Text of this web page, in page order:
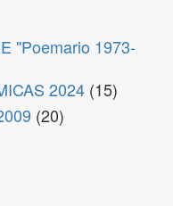
"Poemario 1973-
2024 (15)
(20)